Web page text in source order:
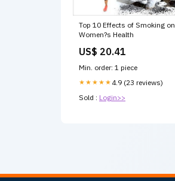
Top 10 Effects of Smoking on
Women?s Health
US$ 20.41
Min. order: 1 piece
★★★★★ 4.9 (23 reviews)
Sold : Login>>